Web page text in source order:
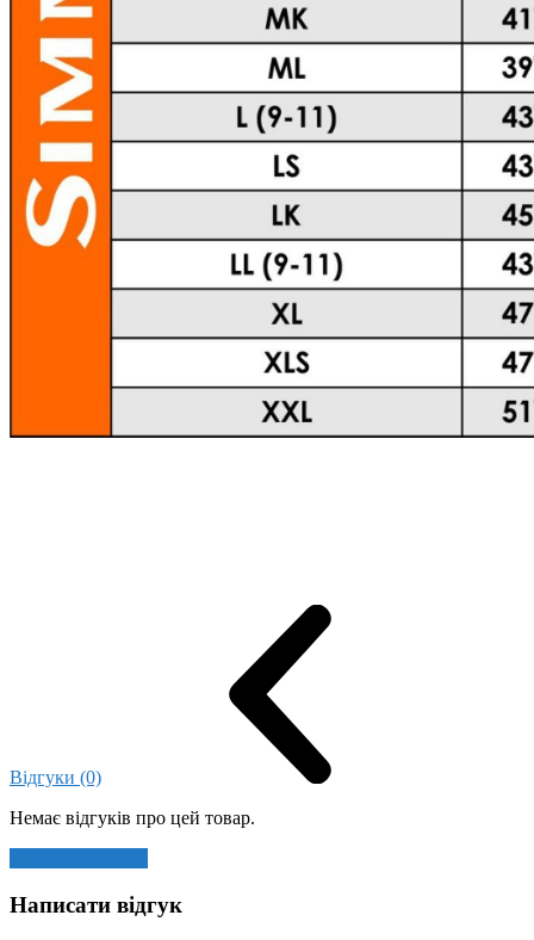
Відгуки (0)
Немає відгуків про цей товар.
Написати відгук